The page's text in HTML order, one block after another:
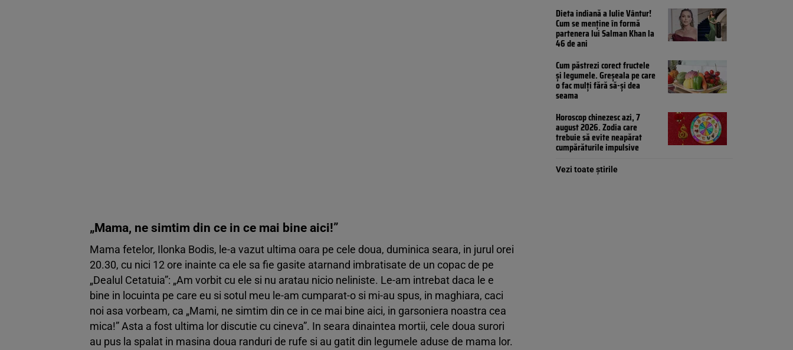
„Mama, ne simtim din ce in ce mai bine aici!”
Mama fetelor, Ilonka Bodis, le-a vazut ultima oara pe cele doua, duminica seara, in jurul orei
20.30, cu nici 12 ore inainte ca ele sa fie gasite atarnand imbratisate de un copac de pe
„Dealul Cetatuia”: „Am vorbit cu ele si nu aratau nicio neliniste. Le-am intrebat daca le e
bine in locuinta pe care eu si sotul meu le-am cumparat-o si mi-au spus, in maghiara, caci
noi asa vorbeam, ca „Mami, ne simtim din ce in ce mai bine aici, in garsoniera noastra cea
mica!” Asta a fost ultima lor discutie cu cineva”. In seara dinaintea mortii, cele doua surori
au pus la spalat in masina doua randuri de rufe si au gatit din legumele aduse de mama lor.
Dieta indiană a Iulie Vântur!
Cum se menține în formă
partenera lui Salman Khan la
46 de ani
Cum păstrezi corect fructele
și legumele. Greșeala pe care
o fac mulți fără să-și dea
seama
Horoscop chinezesc azi, 7
august 2026. Zodia care
trebuie să evite neapărat
cumpărăturile impulsive
Vezi toate știrile